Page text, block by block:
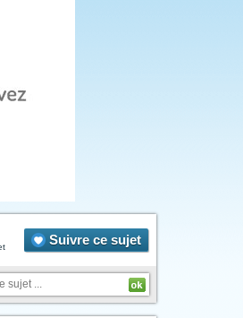
Suivre ce sujet